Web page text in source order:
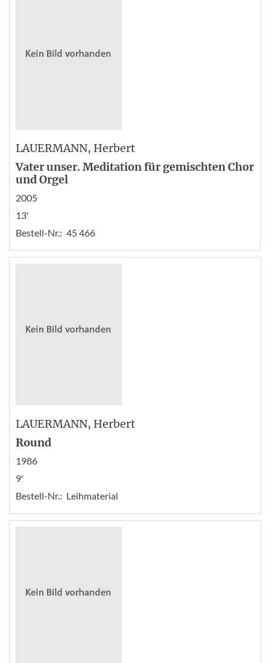
LAUERMANN, Herbert
Vater unser. Meditation für gemischten Chor
und Orgel
2005
13'
Bestell-Nr.: 45 466
LAUERMANN, Herbert
Round
1986
9'
Bestell-Nr.: Leihmaterial